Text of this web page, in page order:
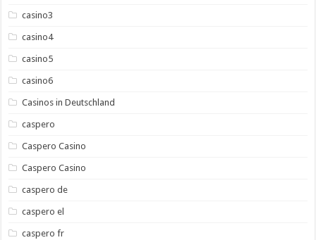
casino3
casino4
casino5
casino6
Casinos in Deutschland
caspero
Caspero Casino
Caspero Casino
caspero de
caspero el
caspero fr